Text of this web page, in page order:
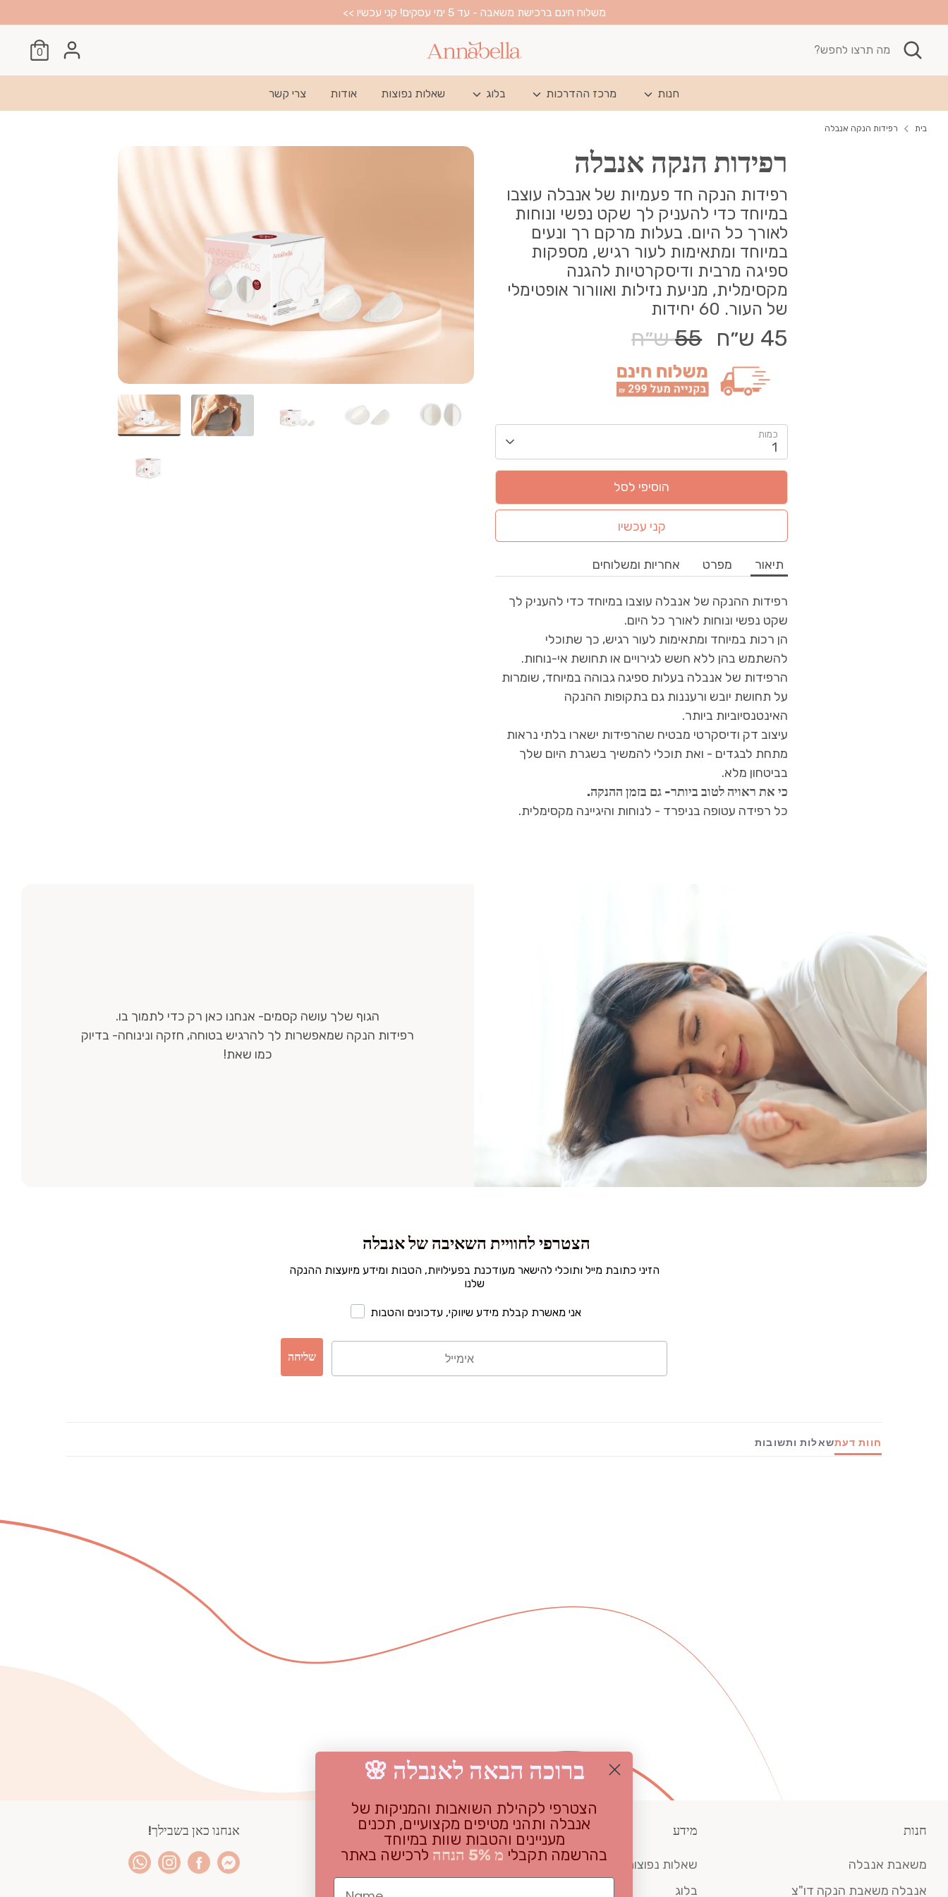
משלוח חינם ברכישת משאבה - עד 5 ימי עסקים! קני עכשיו >>
חיפוש
מה
0
חנות מרכז ההדרכות בלוג שאלות נפוצות אודות צרי קשר
בית רפידות הנקה אנבלה
רפידות הנקה אנבלה
רפידות הנקה חד פעמיות של אנבלה עוצבו
במיוחד כדי להעניק לך שקט נפשי ונוחות
לאורך כל היום. בעלות מרקם רך ונעים
במיוחד ומתאימות לעור רגיש, מספקות
ספיגה מרבית ודיסקרטיות להגנה
מקסימלית, מניעת נזילות ואוורור אופטימלי
של העור. 60 יחידות
45 ש״ח
מחיר
55 ש״ח
כמות
1
הוסיפי לסל
קני עכשיו
תיאור מפרט אחריות ומשלוחים
רפידות ההנקה של אנבלה עוצבו במיוחד כדי להעניק לך
שקט נפשי ונוחות לאורך כל היום.
הן רכות במיוחד ומתאימות לעור רגיש, כך שתוכלי
להשתמש בהן ללא חשש לגירויים או תחושת אי-נוחות.
הרפידות של אנבלה בעלות ספיגה גבוהה במיוחד, שומרות
על תחושת יובש ורעננות גם בתקופות ההנקה
האינטנסיוביות ביותר.
עיצוב דק ודיסקרטי מבטיח שהרפידות ישארו בלתי נראות
מתחת לבגדים - ואת תוכלי להמשיך בשגרת היום שלך
בביטחון מלא.
כי את ראויה לטוב ביותר- גם בזמן ההנקה.
כל רפידה עטופה בניפרד - לנוחות והיגיינה מקסימלית.
הגוף שלך עושה קסמים- אנחנו כאן רק כדי לתמוך בו.
רפידות הנקה שמאפשרות לך להרגיש בטוחה, חזקה ונינוחה- בדיוק
כמו שאת!
הצטרפי לחוויית השאיבה של אנבלה
הזיני כתובת מייל ותוכלי להישאר מעודכנת בפעילויות, הטבות ומידע מיועצות ההנקה
שלנו
אני מאשרת קבלת מידע שיווקי, עדכונים והטבות
שליחה
חוות דעתשאלות ותשובות
חנות
משאבת אנבלה
אנבלה משאבת הנקה דו"צ
מידע
שאלות נפוצות
בלוג
על החברה
מדיניות משלוחים והחזרות
אנחנו כאן בשבילך!
🌸 ברוכה הבאה לאנבלה
הצטרפי לקהילת השואבות והמניקות של
אנבלה ותהני מטיפים מקצועיים, תכנים
מעניינים והטבות שוות במיוחד
בהרשמה תקבלי מ 5% הנחה לרכישה באתר
Name